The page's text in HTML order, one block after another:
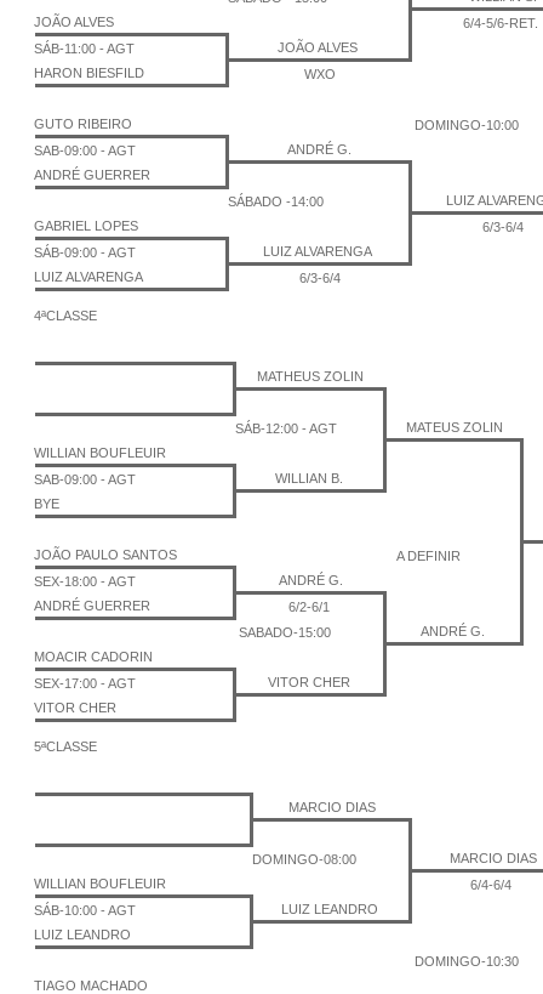
JOÃO ALVES
6/4-5/6-RET.
SÁB-11:00 - AGT
JOÃO ALVES
HARON BIESFILD
WXO
GUTO RIBEIRO
DOMINGO-10:00
SAB-09:00 - AGT
ANDRÉ G.
ANDRÉ GUERRER
SÁBADO -14:00
LUIZ
GABRIEL LOPES
6/3-6/4
SÁB-09:00 - AGT
LUIZ ALVARENGA
LUIZ ALVARENGA
6/3-6/4
4ªCLASSE
MATHEUS ZOLIN
SÁB-12:00 - AGT
MATEUS ZOLIN
WILLIAN BOUFLEUIR
SAB-09:00 - AGT
WILLIAN B.
BYE
JOÃO PAULO SANTOS
A DEFINIR
SEX-18:00 - AGT
ANDRÉ G.
ANDRÉ GUERRER
6/2-6/1
SABADO-15:00
ANDRÉ G.
MOACIR CADORIN
SEX-17:00 - AGT
VITOR CHER
VITOR CHER
5ªCLASSE
MARCIO DIAS
DOMINGO-08:00
MARCIO DIAS
WILLIAN BOUFLEUIR
6/4-6/4
SÁB-10:00 - AGT
LUIZ LEANDRO
LUIZ LEANDRO
DOMINGO-10:30
TIAGO MACHADO